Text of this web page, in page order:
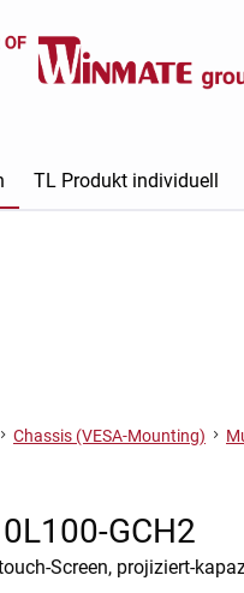
TL Produkt individuell
Chassis (VESA-Mounting)
GCH2
Screen, projiziert-